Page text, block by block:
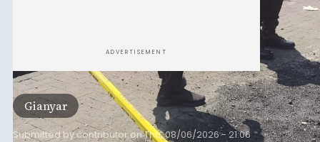
ADVERTISEMENT
Gianyar
Submitted bycontributoronThu, 08/06/2026 - 21:06